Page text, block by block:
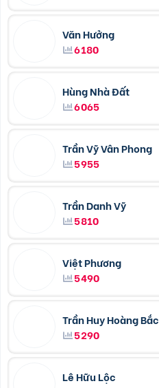
Văn Hưởng
6180
Hùng Nhà Đất
6065
Trần Vỹ Vân Phong
5955
Trần Danh Vỹ
5810
Việt Phương
5490
Trần Huy Hoàng Bắc
5290
Lê Hữu Lộc